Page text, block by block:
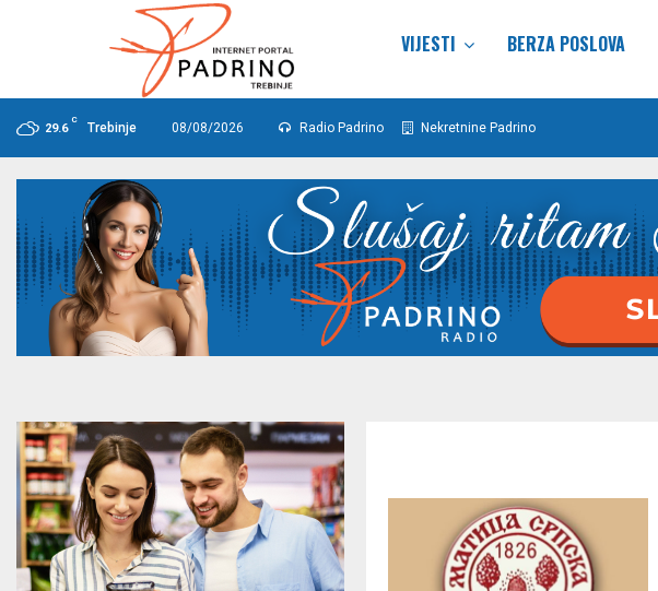
VIJESTI BERZA POSLOVA
29.6
C
Trebinje 08/08/2026 Radio Padrino Nekretnine Padrino